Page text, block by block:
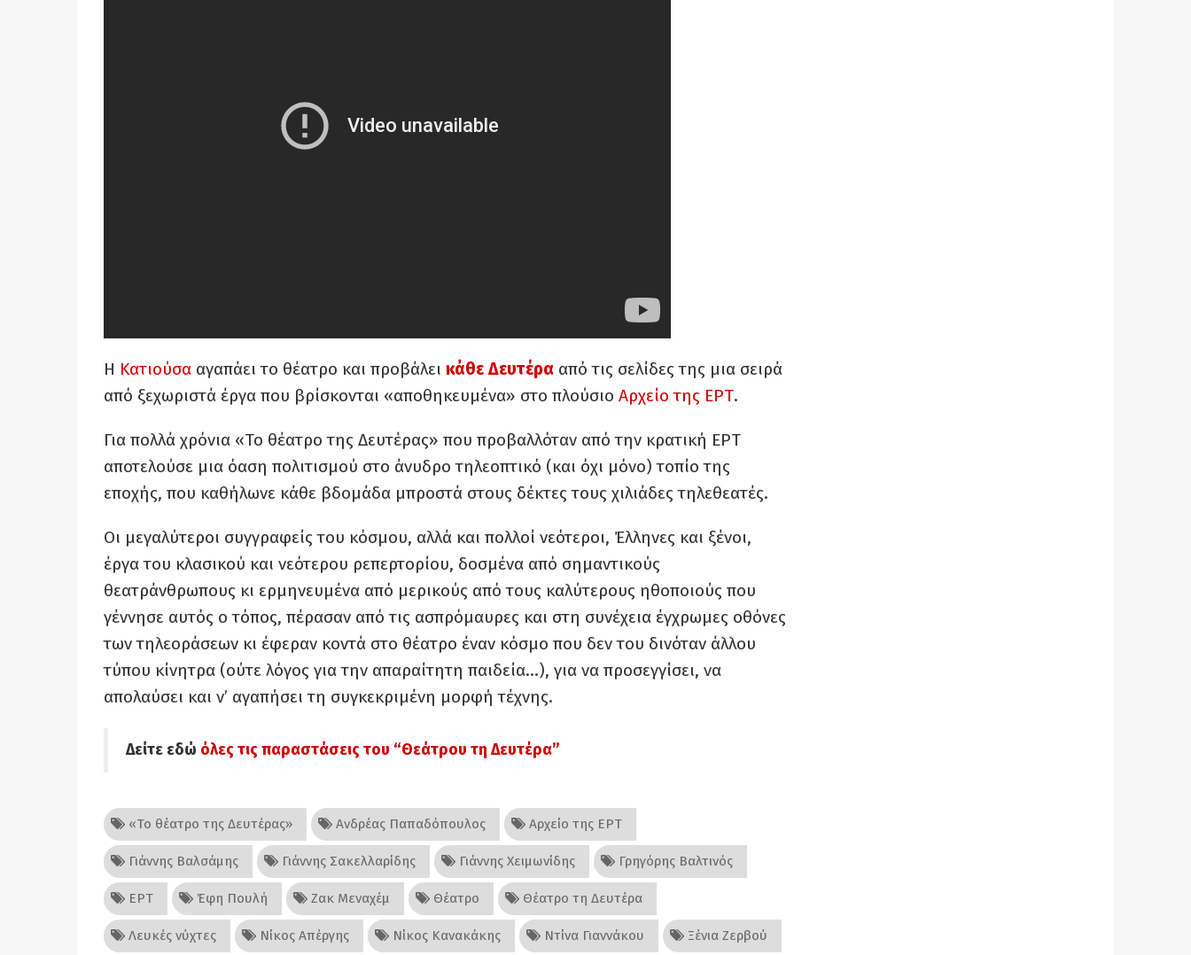
Η Κατιούσα αγαπάει το θέατρο και προβάλει κάθε Δευτέρα από τις σελίδες της μια σειρά
από ξεχωριστά έργα που βρίσκονται «αποθηκευμένα» στο πλούσιο Αρχείο της ΕΡΤ.
Για πολλά χρόνια «Το θέατρο της Δευτέρας» που προβαλλόταν από την κρατική ΕΡΤ
αποτελούσε μια όαση πολιτισμού στο άνυδρο τηλεοπτικό (και όχι μόνο) τοπίο της
εποχής, που καθήλωνε κάθε βδομάδα μπροστά στους δέκτες τους χιλιάδες τηλεθεατές.
Οι μεγαλύτεροι συγγραφείς του κόσμου, αλλά και πολλοί νεότεροι, Έλληνες και ξένοι,
έργα του κλασικού και νεότερου ρεπερτορίου, δοσμένα από σημαντικούς
θεατράνθρωπους κι ερμηνευμένα από μερικούς από τους καλύτερους ηθοποιούς που
γέννησε αυτός ο τόπος, πέρασαν από τις ασπρόμαυρες και στη συνέχεια έγχρωμες οθόνες
των τηλεοράσεων κι έφεραν κοντά στο θέατρο έναν κόσμο που δεν του δινόταν άλλου
τύπου κίνητρα (ούτε λόγος για την απαραίτητη παιδεία…), για να προσεγγίσει, να
απολαύσει και ν’ αγαπήσει τη συγκεκριμένη μορφή τέχνης.
Δείτε εδώ όλες τις παραστάσεις του “Θεάτρου τη Δευτέρα”
«Το θέατρο της Δευτέρας» Ανδρέας Παπαδόπουλος Αρχείο της ΕΡΤ
Γιάννης Βαλσάμης Γιάννης Σακελλαρίδης Γιάννης Χειμωνίδης Γρηγόρης Βαλτινός
ΕΡΤ Έφη Πουλή Ζακ Μεναχέμ Θέατρο Θέατρο τη Δευτέρα
Λευκές νύχτες Νίκος Απέργης Νίκος Κανακάκης Ντίνα Γιαννάκου Ξένια Ζερβού